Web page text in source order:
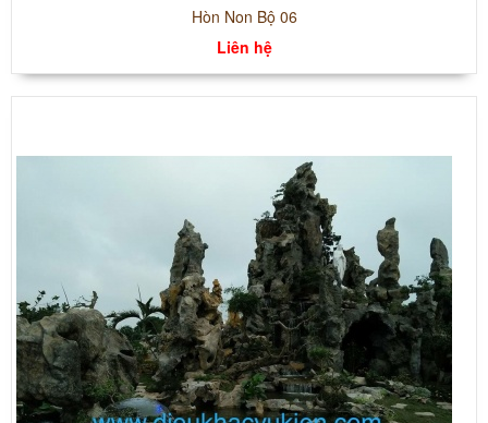
Hòn Non Bộ 06
Liên hệ